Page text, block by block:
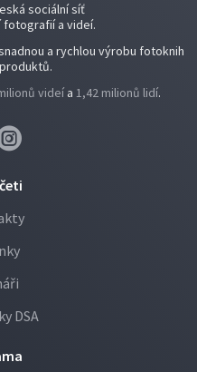
sociální síť
fotografií a videí.
a rychlou výrobu fotoknih
videí a 1,42 milionů lidí.
DSA